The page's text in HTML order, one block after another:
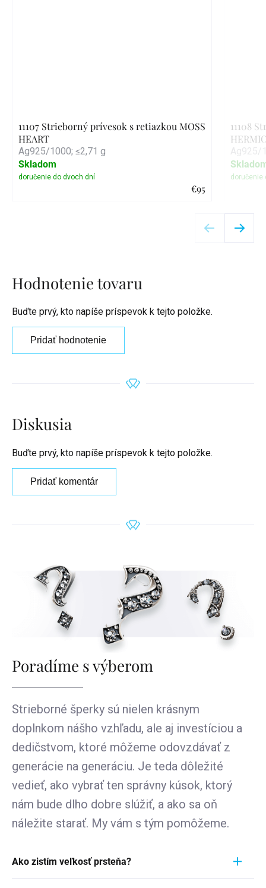
11107 Strieborný prívesok s retiazkou MOSS
HEART
Ag925/1000; ≤2,71 g
€95
Skladom
11108
Hodnotenie tovaru
Buďte prvý, kto napíše príspevok k tejto položke.
Pridať hodnotenie
Diskusia
Buďte prvý, kto napíše príspevok k tejto položke.
Pridať komentár
Poradíme s výberom
Strieborné šperky sú nielen krásnym
doplnkom nášho vzhľadu, ale aj investíciou a
dedičstvom, ktoré môžeme odovzdávať z
generácie na generáciu. Je teda dôležité
vedieť, ako vybrať ten správny kúsok, ktorý
nám bude dlho dobre slúžiť, a ako sa oň
náležite starať. My vám s tým pomôžeme.
Ako zistím veľkosť prsteňa?